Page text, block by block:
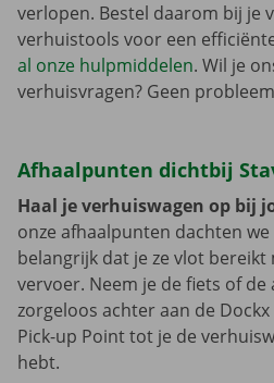
verlopen. Bestel daarom bij je
verhuistools voor een
al onze hulpmiddelen. Wil je
verhuisvragen? Geen
Afhaalpunten dichtbij
Haal je verhuiswagen op bij
onze afhaalpunten dachten
belangrijk dat je ze vlot
vervoer. Neem je de fiets of de
zorgeloos achter aan de
Pick-up Point tot je de
hebt.